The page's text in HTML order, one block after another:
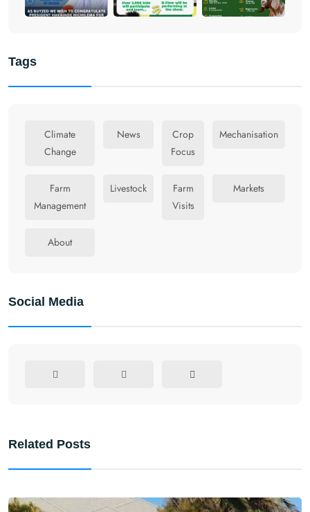
Tags
Climate
Change
News
Crop
Focus
Mechanisation
Farm
Management
Livestock
Farm
Visits
Markets
About
Social Media
Related Posts